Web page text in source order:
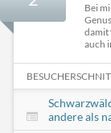
Bei
damit
auch
andere als